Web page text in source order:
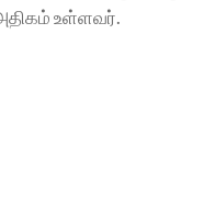
உள்ளவர்.